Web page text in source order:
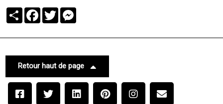
PartagerFacebook
Twitter
Retour haut de page